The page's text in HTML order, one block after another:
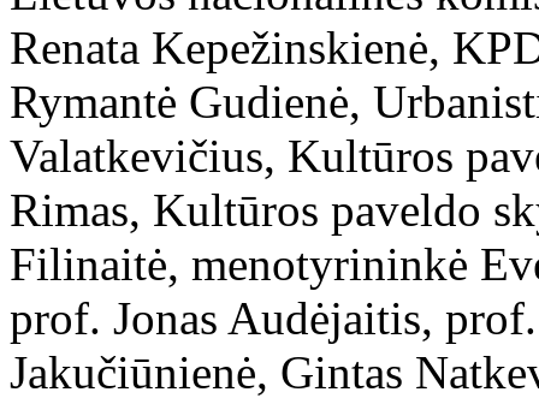
Renata Kepežinskienė,
Rymantė Gudienė,
Valatkevičius, Kultūros
Rimas, Kultūros paveldo
Filinaitė, menotyrininkė
prof. Jonas Audėjaitis,
Jakučiūnienė, Gintas